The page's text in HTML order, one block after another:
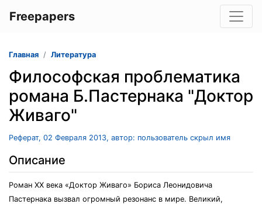
Freepapers
Главная Литература
Философская проблематика
романа Б.Пастернака "Доктор
Живаго"
Реферат, 02 Февраля 2013, автор: пользователь скрыл имя
Описание
Роман XX века «Доктор Живаго» Бориса Леонидовича
Пастернака вызвал огромный резонанс в мире. Великий,